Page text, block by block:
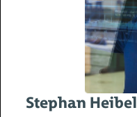
Stephan Heibel